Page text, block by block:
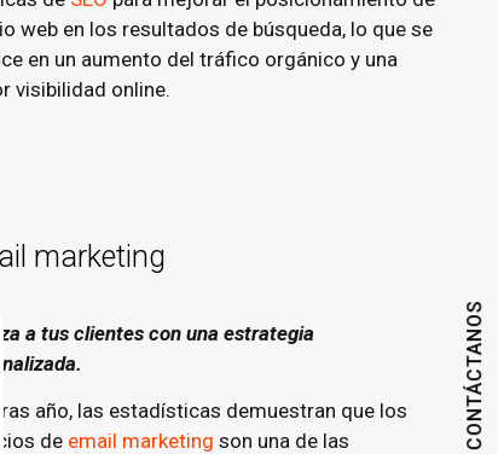
CONTÁCTANOS
web en los resultados de búsqueda, lo que se
en un aumento del tráfico orgánico y una
visibilidad online.
marketing
a tus clientes con una estrategia
tras año, las estadísticas demuestran que los
de email marketing son una de las